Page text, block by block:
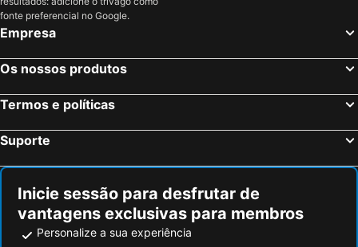
fonte preferencial no Google.
Empresa
Os nossos produtos
Termos e políticas
Suporte
Inicie sessão para desfrutar de
vantagens exclusivas para membros
Personalize a sua experiência